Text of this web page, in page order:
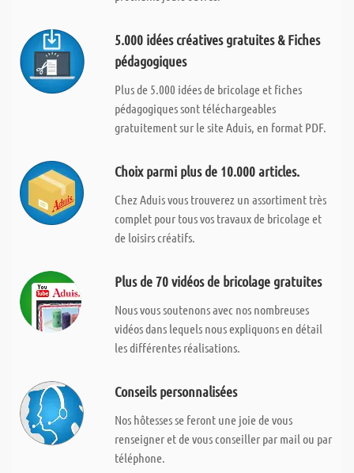
5.000 idées créatives gratuites & Fiches
pédagogiques
Plus de 5.000 idées de bricolage et fiches
pédagogiques sont téléchargeables
gratuitement sur le site Aduis, en format PDF.
Choix parmi plus de 10.000 articles.
Chez Aduis vous trouverez un assortiment très
complet pour tous vos travaux de bricolage et
de loisirs créatifs.
Plus de 70 vidéos de bricolage gratuites
Nous vous soutenons avec nos nombreuses
vidéos dans lequels nous expliquons en détail
les différentes réalisations.
Conseils personnalisées
Nos hôtesses se feront une joie de vous
renseigner et de vous conseiller par mail ou par
téléphone.